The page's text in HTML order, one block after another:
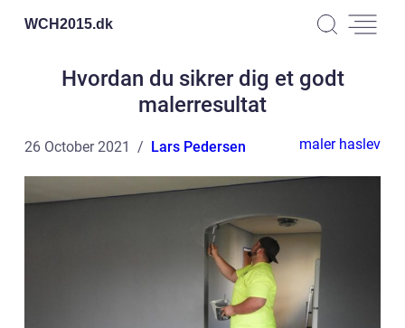
WCH2015.dk
Hvordan du sikrer dig et godt
malerresultat
26 October 2021 Lars Pedersen maler haslev